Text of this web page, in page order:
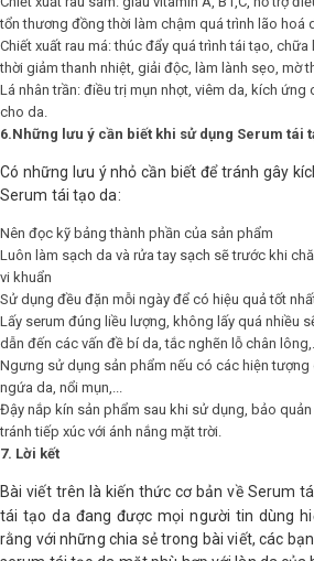
tổn thương đồng thời làm chậm quá trình lão hoá
Chiết xuất rau má: thúc đẩy quá trình tái tạo,
thời giảm thanh nhiệt, giải độc, làm lành sẹo, mờ
Lá nhân trần: điều trị mụn nhọt, viêm da, kích
cho da.
6.Những lưu ý cần biết khi sử dụng Serum tái
Có những lưu ý nhỏ cần biết để tránh gây
Serum tái tạo da:
Nên đọc kỹ bảng thành phần của sản phẩm
Luôn làm sạch da và rửa tay sạch sẽ trước khi
vi khuẩn
Sử dụng đều đặn mỗi ngày để có hiệu quả tốt
Lấy serum đúng liều lượng, không lấy quá nhiều
dẫn đến các vấn đề bí da, tắc nghẽn lỗ chân
Ngưng sử dụng sản phẩm nếu có các hiện tượng
ngứa da, nổi mụn,...
Đậy nắp kín sản phẩm sau khi sử dụng, bảo
tránh tiếp xúc với ánh nắng mặt trời.
7. Lời kết
Bài viết trên là kiến thức cơ bản về Serum
tái tạo da đang được mọi người tin dùng
rằng với những chia sẻ trong bài viết, các